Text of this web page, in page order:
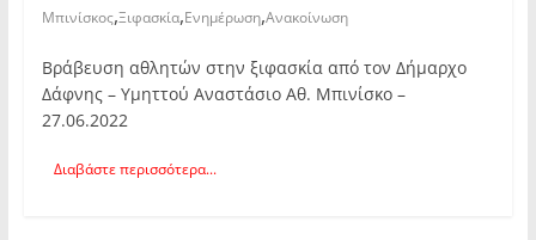
Μπινίσκος,Ξιφασκία,Ενημέρωση,Ανακοίνωση
Βράβευση αθλητών στην ξιφασκία από τον Δήμαρχο
Δάφνης – Υμηττού Αναστάσιο Αθ. Μπινίσκο –
27.06.2022
Διαβάστε περισσότερα...